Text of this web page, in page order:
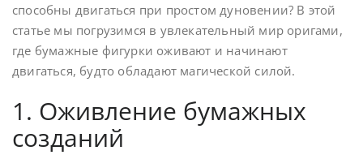
способны двигаться при простом дуновении? В этой
статье мы погрузимся в увлекательный мир оригами,
где бумажные фигурки оживают и начинают
двигаться, будто обладают магической силой.
1. Оживление бумажных
созданий